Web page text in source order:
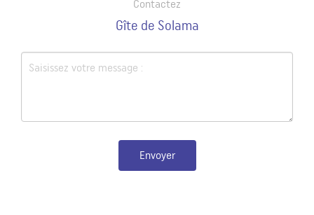
Contactez
Gîte de Solama
Envoyer